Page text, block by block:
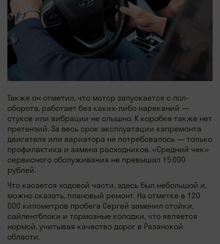
Также он отметил, что мотор запускается с пол-
оборота, работает без каких-либо нареканий —
стуков или вибрации не слышно. К коробке также нет
претензий. За весь срок эксплуатации капремонта
двигателя или вариатора не потребовалось — только
профилактика и замена расходников. «Средний чек»
сервисного обслуживания не превышал 15 000
рублей.
Что касается ходовой части, здесь был небольшой и,
можно сказать, плановый ремонт. На отметке в 120
000 километров пробега Сергей заменил стойки,
сайлентблоки и тормозные колодки, что является
нормой, учитывая качество дорог в Рязанской
области.